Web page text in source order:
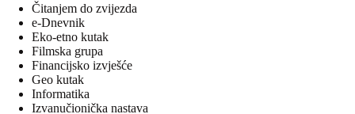
Čitanjem do zvijezda
e-Dnevnik
Eko-etno kutak
Filmska grupa
Financijsko izvješće
Geo kutak
Informatika
Izvanučionička nastava